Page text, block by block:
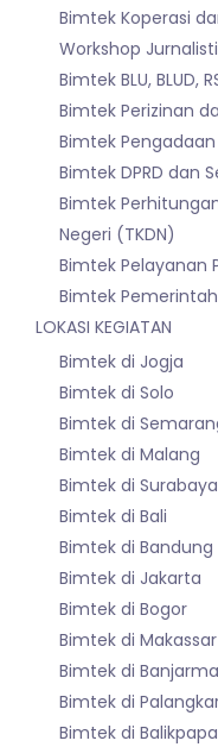
Bimtek Koperasi
Workshop
Bimtek BLU, BLUD,
Bimtek Perizinan
Bimtek
Bimtek DPRD dan
Bimtek
Negeri (TKDN)
Bimtek Pelayanan
Bimtek
LOKASI KEGIATAN
Bimtek di Jogja
Bimtek di Solo
Bimtek di
Bimtek di Malang
Bimtek di Surabaya
Bimtek di Bali
Bimtek di Bandung
Bimtek di Jakarta
Bimtek di Bogor
Bimtek di Makassar
Bimtek di
Bimtek di
Bimtek di